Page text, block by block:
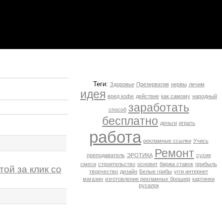
за клик со
Теги: Здоровье Презерватив нервы лечим
идея вред кофе действие как самому народный
способ заработать
бесплатно деньги играть
работа рекламные ссылки Учись
преподаватель ЭРОТИКА Ремонт сухие
смеси строительство основит биржа ставок прибыль
творчество дизайн Белые грибы угги интернет
магазин изготовление рекламных брошюр картинки
русалок